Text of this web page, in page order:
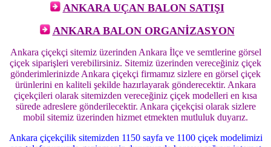
ANKARA UÇAN BALON SATIŞI
ANKARA BALON ORGANİZASYON
Ankara çiçekçi sitemiz üzerinden Ankara İlçe ve semtlerine görsel
çiçek siparişleri verebilirsiniz. Sitemiz üzerinden vereceğiniz çiçek
gönderimlerinizde Ankara çiçekçi firmamız sizlere en görsel çiçek
ürünlerini en kaliteli şekilde hazırlayarak gönderecektir. Ankara
çiçekçileri olarak sitemizden vereceğiniz çiçek modelleri en kısa
sürede adreslere gönderilecektir. Ankara çiçekçisi olarak sizlere
mobil sitemiz üzerinden hizmet etmekten mutluluk duyarız.
Ankara çiçekçilik sitemizden 1150 sayfa ve 1100 çiçek modelimizi